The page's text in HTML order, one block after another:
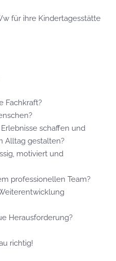
für ihre Kindertagesstätte
Fachkraft?
schaffen und
Alltag gestalten?
motiviert und
professionellen Team?
Herausforderung?
richtig!